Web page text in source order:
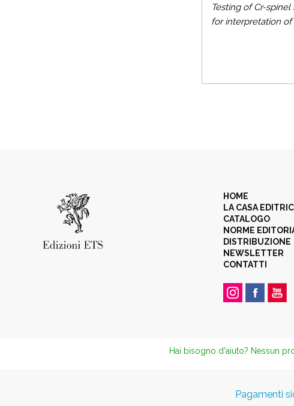
Testing of Cr-
for interpretation
HOME
LA CASA
CATALOGO
NORME
DISTRIBUZIONE
NEWSLETTER
CONTATTI
Hai bisogno d'aiuto? Nessun
Pagamenti